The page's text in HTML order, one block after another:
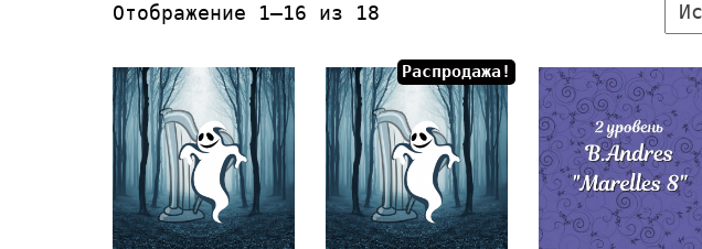
Отображение 1–16 из 18
Распродажа!